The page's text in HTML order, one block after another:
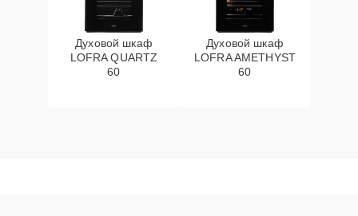
Духовой шкаф
LOFRA QUARTZ
60
Духовой шкаф
LOFRA AMETHYST
60